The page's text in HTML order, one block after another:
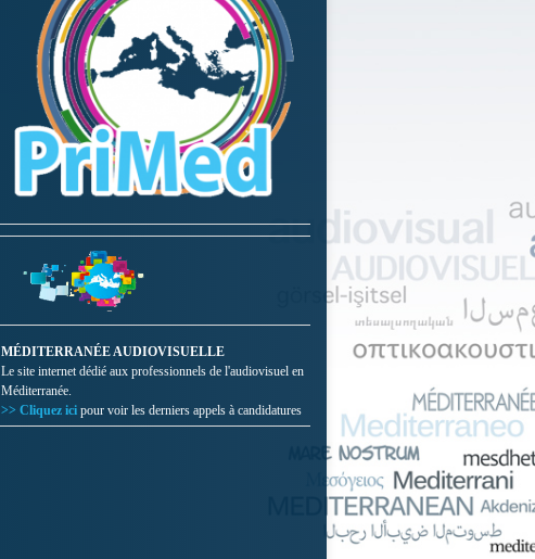
MÉDITERRANÉE AUDIOVISUELLE
Le site internet dédié aux professionnels de l'audiovisuel en
Méditerranée.
>> Cliquez ici pour voir les derniers appels à candidatures